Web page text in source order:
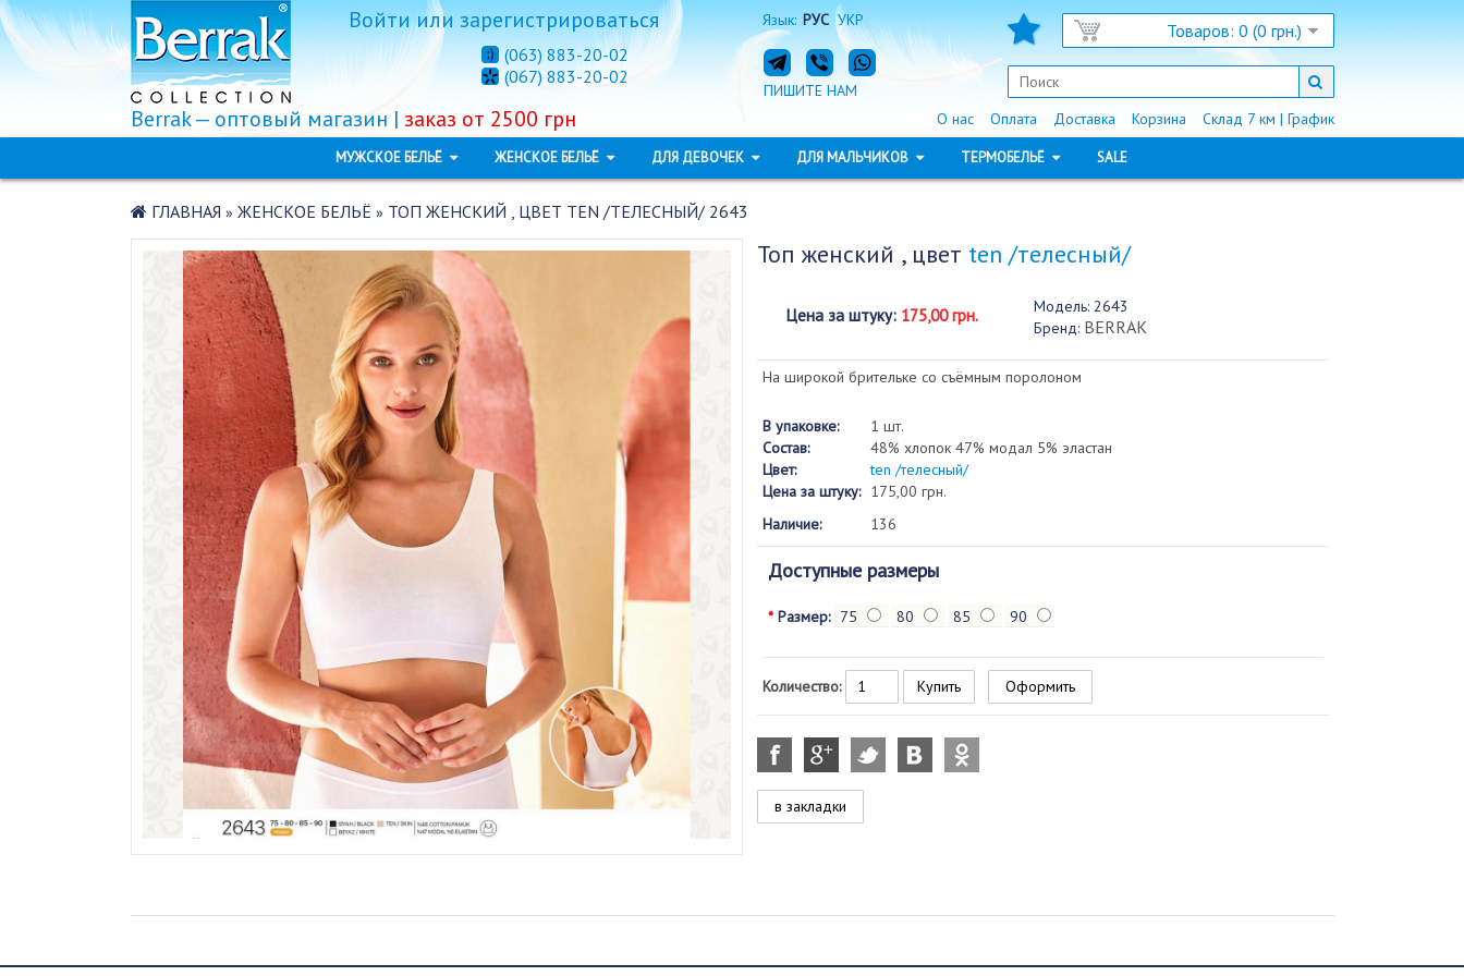
Язык: РУС УКР Товаров: 0 (0 грн.)
Войтиилизарегистрироваться
(063) 883-20-02
(067) 883-20-02
ПИШИТЕ НАМ
Склад 7 км | График
Корзина
Доставка
Оплата
О нас
Berrak — оптовый магазин | заказ от 2500 грн
МУЖСКОЕ БЕЛЬЁ ЖЕНСКОЕ БЕЛЬЁ ДЛЯ ДЕВОЧЕК ДЛЯ МАЛЬЧИКОВ ТЕРМОБЕЛЬЁ SALE
ГЛАВНАЯ » ЖЕНСКОЕ БЕЛЬЁ » ТОП ЖЕНСКИЙ , ЦВЕТ TEN /ТЕЛЕСНЫЙ/ 2643
Топ женский , цвет ten /телесный/
Цена за штуку: 175,00 грн. Модель:2643
Бренд: BERRAK
На широкой брительке со съёмным поролоном
В упаковке:
1 шт.
Состав:
48% хлопок 47% модал 5% эластан
Цвет:
ten /телесный/
Цена за штуку: 175,00 грн.
Наличие:
136
Доступные размеры
* Размер: 75 80 85 90
Количество: Оформить
в закладки